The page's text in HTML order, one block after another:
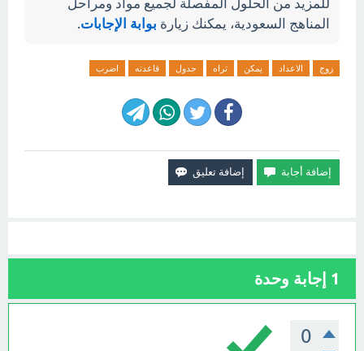
للمزيد من الحلول المفصلة لجميع مواد ومراحل
المناهج السعودية، يمكنك زيارة بوابة الإجابات.
زوج الاعداد يمكن تراه جدول قاعدته اضرب
1 إجابة وحدة
0